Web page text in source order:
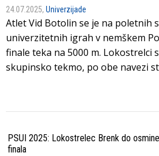
24.07.2025, Univerzijade
Atlet Vid Botolin se je na poletnih
univerzitetnih igrah v nemškem
finale teka na 5000 m. Lokostrelci
skupinsko tekmo, po obe navezi
PSUI 2025: Lokostrelec Brenk do
finala